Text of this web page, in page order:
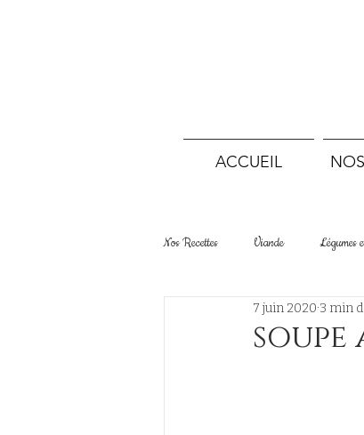
ACCUEIL
Nos Recettes Viande Légumes
Desserts Tartes et Gâteaux
7 juin 2020 3 min